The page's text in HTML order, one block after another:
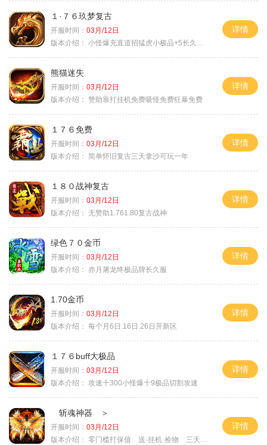
１·７６玖梦复古
开服时间： 03月/12日
版本介绍： 小怪爆充直道招猛虎小极品+5长久好玩
详情
熊猫迷失
开服时间： 03月/12日
版本介绍： 赞助靠打挂机免费吸怪免费狂暴免费
详情
１７６免费
开服时间： 03月/12日
版本介绍： 简单怀旧复古三天拿沙可玩一年
详情
１８０战神复古
开服时间： 03月/12日
版本介绍： 无赞助1.761.80复古战神
详情
绿色７０金币
开服时间： 03月/12日
版本介绍： 赤月屠龙终极品牌长久服
详情
1.70金币
开服时间： 03月/12日
版本介绍： 每个月6日.16日.26日开新区
详情
１７６buff大极品
开服时间： 03月/12日
版本介绍： 攻速十300小怪爆十9极品切割攻速
详情
斩魂神器 ＞
开服时间： 03月/12日
版本介绍： 零门槛打保值 送·挂机·捡物 三天合区＞
详情